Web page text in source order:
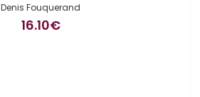
Denis Fouquerand
16.10€